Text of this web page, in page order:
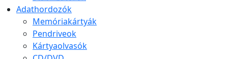
Adathordozók
Memóriakártyák
Pendriveok
Kártyaolvasók